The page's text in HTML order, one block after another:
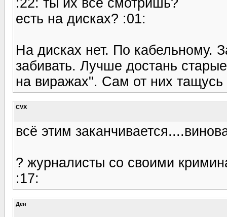
есть на дисках? :01:
На дисках нет. По кабельному.
забивать. Лучше достань
на виражах". Сам от них
CVX
всё этим
? журналисты со своими
:17:
Ден